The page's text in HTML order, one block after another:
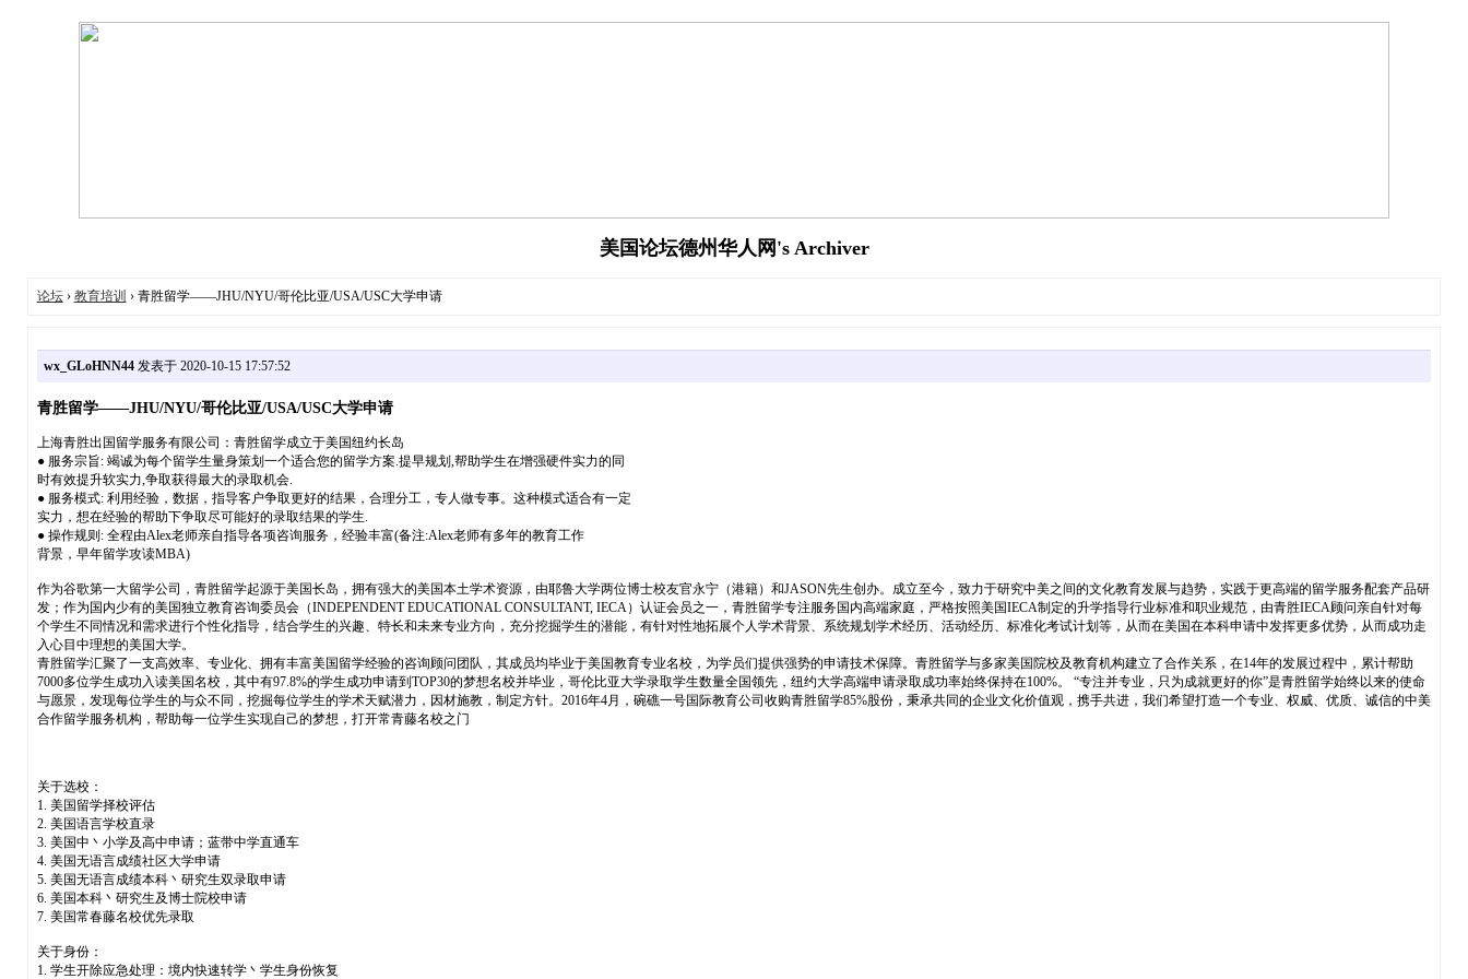
美国论坛德州华人网's Archiver
论坛› 教育培训 › 青胜留学——JHU/NYU/哥伦比亚/USA/USC大学申请
wx_GLoHNN44发表于 2020-10-15 17:57:52
青胜留学——JHU/NYU/哥伦比亚/USA/USC大学申请
上海青胜出国留学服务有限公司：青胜留学成立于美国纽约长岛
● 服务宗旨: 竭诚为每个留学生量身策划一个适合您的留学方案.提早规划,帮助学生在增强硬件实力的同
时有效提升软实力,争取获得最大的录取机会.
● 服务模式: 利用经验，数据，指导客户争取更好的结果，合理分工，专人做专事。这种模式适合有一定
实力，想在经验的帮助下争取尽可能好的录取结果的学生.
● 操作规则: 全程由Alex老师亲自指导各项咨询服务，经验丰富(备注:Alex老师有多年的教育工作
背景，早年留学攻读MBA)
作为谷歌第一大留学公司，青胜留学起源于美国长岛，拥有强大的美国本土学术资源，由耶鲁大学两位博士校友官永宁（港籍）和JASON先生创办。成立至今，致力于研究中美之间的文化教育发展与趋势，实践于更高端的留学服务配套产品研
发；作为国内少有的美国独立教育咨询委员会（INDEPENDENT EDUCATIONAL CONSULTANT, IECA）认证会员之一，青胜留学专注服务国内高端家庭，严格按照美国IECA制定的升学指导行业标准和职业规范，由青胜IECA顾问亲自针对每
个学生不同情况和需求进行个性化指导，结合学生的兴趣、特长和未来专业方向，充分挖掘学生的潜能，有针对性地拓展个人学术背景、系统规划学术经历、活动经历、标准化考试计划等，从而在美国在本科申请中发挥更多优势，从而成功走
入心目中理想的美国大学。
青胜留学汇聚了一支高效率、专业化、拥有丰富美国留学经验的咨询顾问团队，其成员均毕业于美国教育专业名校，为学员们提供强势的申请技术保障。青胜留学与多家美国院校及教育机构建立了合作关系，在14年的发展过程中，累计帮助
7000多位学生成功入读美国名校，其中有97.8%的学生成功申请到TOP30的梦想名校并毕业，哥伦比亚大学录取学生数量全国领先，纽约大学高端申请录取成功率始终保持在100%。 “专注并专业，只为成就更好的你”是青胜留学始终以来的使命
与愿景，发现每位学生的与众不同，挖掘每位学生的学术天赋潜力，因材施教，制定方针。2016年4月，碗礁一号国际教育公司收购青胜留学85%股份，秉承共同的企业文化价值观，携手共进，我们希望打造一个专业、权威、优质、诚信的中美
合作留学服务机构，帮助每一位学生实现自己的梦想，打开常青藤名校之门
关于选校：
1. 美国留学择校评估
2. 美国语言学校直录
3. 美国中丶小学及高中申请；蓝带中学直通车
4. 美国无语言成绩社区大学申请
5. 美国无语言成绩本科丶研究生双录取申请
6. 美国本科丶研究生及博士院校申请
7. 美国常春藤名校优先录取
关于身份：
1. 学生开除应急处理：境内快速转学丶学生身份恢复